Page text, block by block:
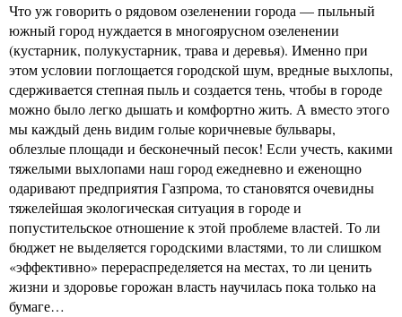
Что уж говорить о рядовом озеленении города — пыльный
южный город нуждается в многоярусном озеленении
(кустарник, полукустарник, трава и деревья). Именно при
этом условии поглощается городской шум, вредные выхлопы,
сдерживается степная пыль и создается тень, чтобы в городе
можно было легко дышать и комфортно жить. А вместо этого
мы каждый день видим голые коричневые бульвары,
облезлые площади и бесконечный песок! Если учесть, какими
тяжелыми выхлопами наш город ежедневно и еженощно
одаривают предприятия Газпрома, то становятся очевидны
тяжелейшая экологическая ситуация в городе и
попустительское отношение к этой проблеме властей. То ли
бюджет не выделяется городскими властями, то ли слишком
«эффективно» перераспределяется на местах, то ли ценить
жизни и здоровье горожан власть научилась пока только на
бумаге…